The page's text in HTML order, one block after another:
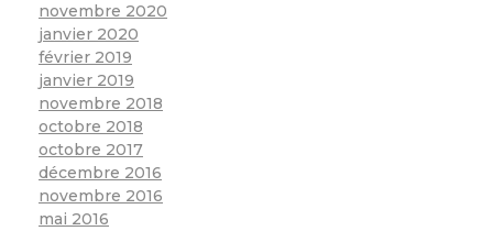
novembre 2020
janvier 2020
février 2019
janvier 2019
novembre 2018
octobre 2018
octobre 2017
décembre 2016
novembre 2016
mai 2016